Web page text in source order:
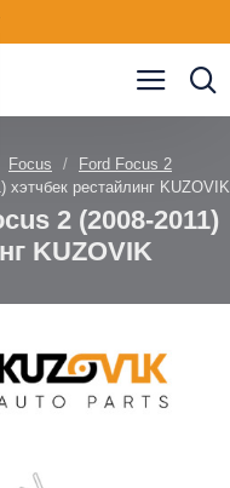
Focus
Ford Focus 2
рестайлинг KUZOVIK
2 (2008-2011)
KUZOVIK